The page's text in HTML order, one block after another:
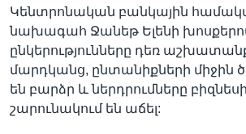
Կենտրոնական բանկային
նախագահ Ջանեթ Ելենի
ընկերությունները դեռ
մարդկանց, ընտանիքների միջին
են բարձր և ներդրումները
շարունակում են աճել: